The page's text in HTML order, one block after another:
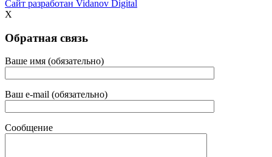
Сайт разработан Vidanov Digital
X
Обратная связь
Ваше имя (обязательно)
Ваш e-mail (обязательно)
Сообщение